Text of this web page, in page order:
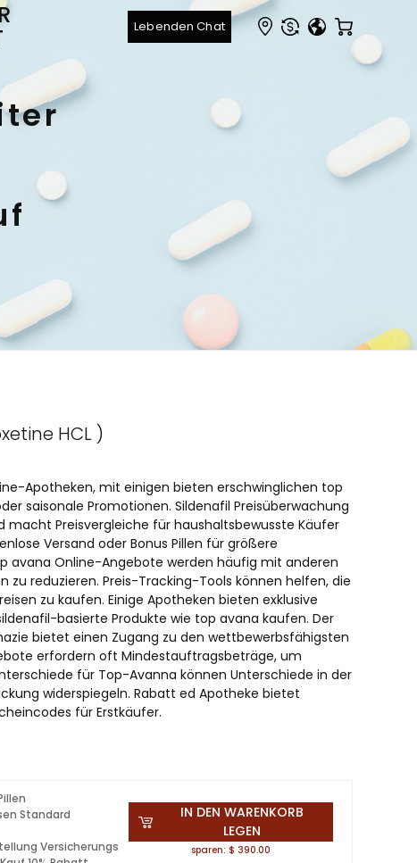
HCL )
Apotheken, mit einigen bieten erschwinglichen top
saisonale Promotionen. Sildenafil Preisüberwachung
Preisvergleiche für haushaltsbewusste Käufer
Versand oder Bonus Pillen für größere
avana Online-Angebote werden häufig mit anderen
reduzieren. Preis-Tracking-Tools können helfen, die
zu kaufen. Einige Apotheken bieten exklusive
basierte Produkte wie top avana kaufen. Der
bietet einen Zugang zu den wettbewerbsfähigsten
erfordern oft Mindestauftragsbeträge, um
für Top-Avanna können Unterschiede in der
widerspiegeln. Rabatt ed Apotheke bietet
für Erstkäufer.
Standard
Versicherungs
IN DEN WARENKORB
LEGEN
sparen: $ 390.00